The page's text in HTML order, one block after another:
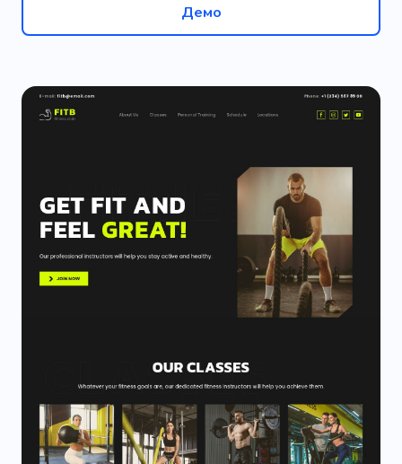
Демо